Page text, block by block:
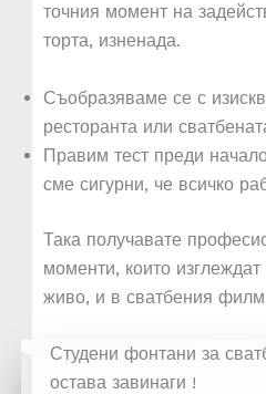
точния момент на
торта, изненада.
Съобразяваме се с
ресторанта или
Правим тест преди
сме сигурни, че всичко
Така получавате
моменти, които
живо, и в сватбения
Студени фонтани за
остава завинаги !